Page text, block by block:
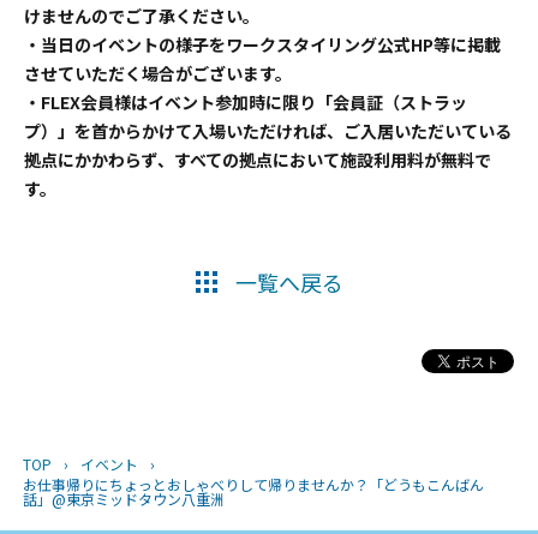
けませんのでご了承ください。
・当日のイベントの様子をワークスタイリング公式HP等に掲載
させていただく場合がございます。
・FLEX会員様はイベント参加時に限り「会員証（ストラッ
プ）」を首からかけて入場いただければ、ご入居いただいている
拠点にかかわらず、すべての拠点において施設利用料が無料で
す。
一覧へ戻る
TOP › イベント
›
お仕事帰りにちょっとおしゃべりして帰りませんか？「どうもこんばん
話」@東京ミッドタウン八重洲